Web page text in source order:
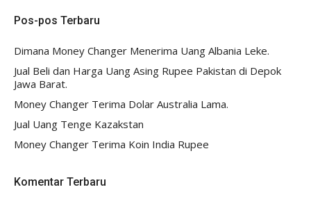
Pos-pos Terbaru
Dimana Money Changer Menerima Uang Albania Leke.
Jual Beli dan Harga Uang Asing Rupee Pakistan di Depok
Jawa Barat.
Money Changer Terima Dolar Australia Lama.
Jual Uang Tenge Kazakstan
Money Changer Terima Koin India Rupee
Komentar Terbaru